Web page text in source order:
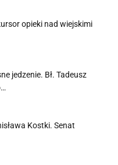
opieki nad wiejskimi
jedzenie. Bł. Tadeusz
Kostki. Senat